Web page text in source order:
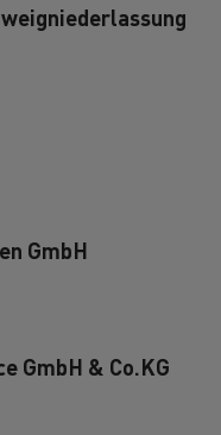
GmbH
GmbH & Co.KG